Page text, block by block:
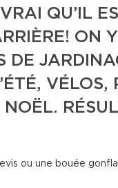
QU’IL
ON
DE
VÉLOS,
ou une bouée